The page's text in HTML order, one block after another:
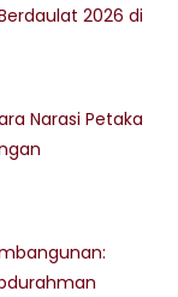
2026 di
Narasi Petaka